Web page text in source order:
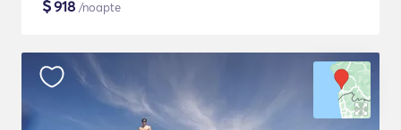
$918 /noapte